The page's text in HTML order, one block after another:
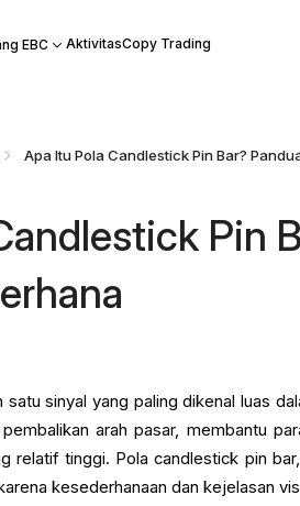
EBC AktivitasCopy Trading
Pin
sinyal yang paling dikenal luas
arah pasar, membantu
relatif tinggi. Pola candlestick pin
kesederhanaan dan kejelasan